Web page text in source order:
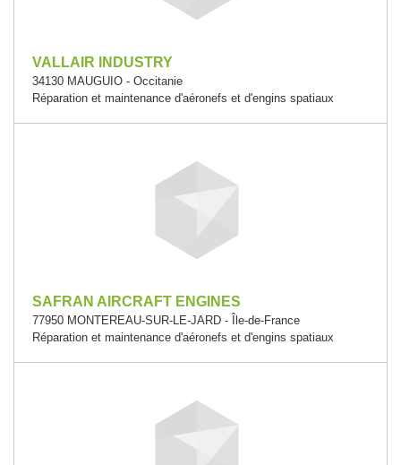
VALLAIR INDUSTRY
34130 MAUGUIO - Occitanie
Réparation et maintenance d'aéronefs et d'engins spatiaux
SAFRAN AIRCRAFT ENGINES
77950 MONTEREAU-SUR-LE-JARD - Île-de-France
Réparation et maintenance d'aéronefs et d'engins spatiaux